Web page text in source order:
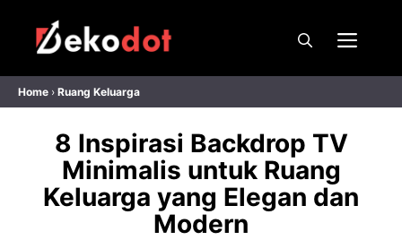
content
Home › Ruang Keluarga
8 Inspirasi Backdrop TV
Minimalis untuk Ruang
Keluarga yang Elegan dan
Modern